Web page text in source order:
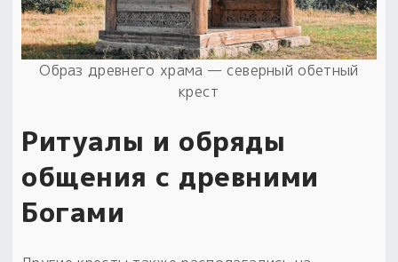
Образ древнего храма — северный обетный
крест
Ритуалы и обряды
общения с древними
Богами